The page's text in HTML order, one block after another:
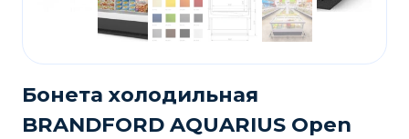
Бонета холодильная
BRANDFORD AQUARIUS Open